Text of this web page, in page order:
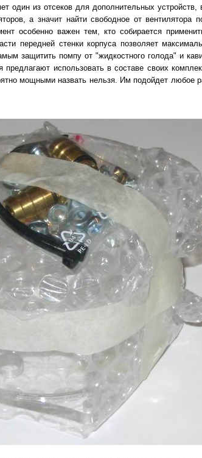
один из отсеков для дополнительных
а значит найти свободное от вентилятора
особенно важен тем, кто собирается
передней стенки корпуса позволяет
защитить помпу от "жидкостного голода" и
предлагают использовать в составе своих
мощными назвать нельзя. Им подойдет любое